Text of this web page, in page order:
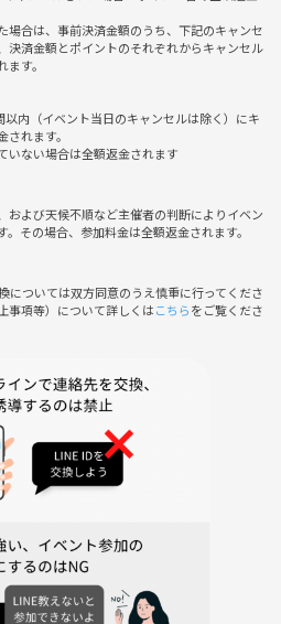
シリーズの特徴 ⭐️⭐️⭐️
、必ず謎解き経験者・リピートメンバー
にしながら、解けたメンバーにヒント
ンダー・ペン等を配布しますので、手
による お茶会・食事会 にて改めて
画になります。
ができない方」「自分一人で全て解き
い）方」は企画の趣旨と合いませんの
い。
げて 30代・40代が対象です。
新規参加」は、申し訳ありませんが現在
場合は、事前決済金額のうち、下記のキャンセ
決済金額とポイントのそれぞれからキャンセル
す。
以内（イベント当日のキャンセルは除く）にキ
れます。
いない場合は全額返金されます
および天候不順など主催者の判断によりイベン
。その場合、参加料金は全額返金されます。
については双方同意のうえ慎重に行ってくださ
事項等）について詳しくはこちらをご覧くださ